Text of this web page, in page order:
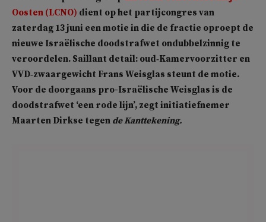
Oosten (LCNO) dient op het partijcongres van
zaterdag 13 juni een motie in die de fractie oproept de
nieuwe Israëlische doodstrafwet ondubbelzinnig te
veroordelen. Saillant detail: oud‑Kamervoorzitter en
VVD‑zwaargewicht Frans Weisglas steunt de motie.
Voor de doorgaans pro-Israëlische Weisglas is de
doodstrafwet ‘een rode lijn’, zegt initiatiefnemer
Maarten Dirkse tegen de Kanttekening.